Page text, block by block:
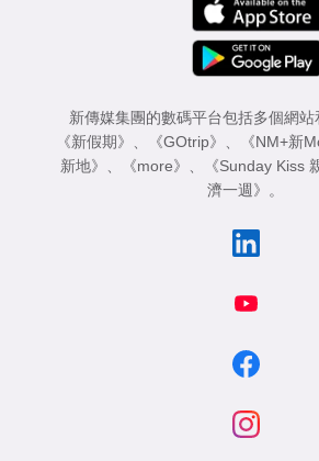
新傳媒集團的數碼平台包括多個網
《新假期》 、 《GOtrip》 、 《NM+新
新地》 、 《more》 、 《Sunday Kiss
濟一週》 。